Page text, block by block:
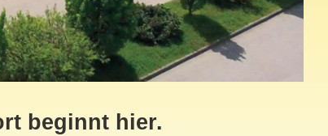
beginnt hier.